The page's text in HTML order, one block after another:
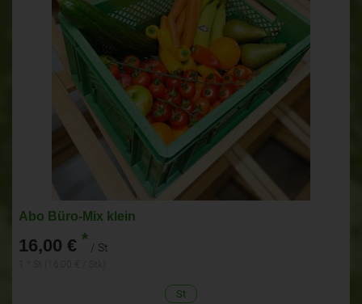
Abo Büro-Mix klein
16,00 € * / St
St